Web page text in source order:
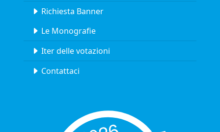
Richiesta Banner
Le Monografie
Iter delle votazioni
Contattaci